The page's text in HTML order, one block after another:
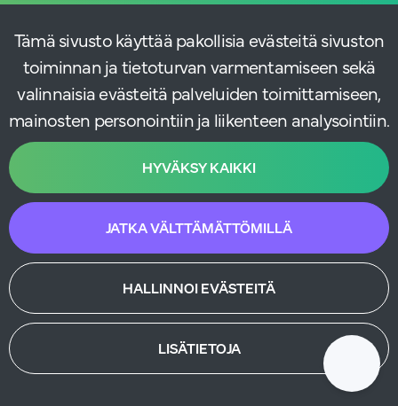
Tämä sivusto käyttää pakollisia evästeitä sivuston
toiminnan ja tietoturvan varmentamiseen sekä
valinnaisia evästeitä palveluiden toimittamiseen,
mainosten personointiin ja liikenteen analysointiin.
HYVÄKSY KAIKKI
JATKA VÄLTTÄMÄTTÖMILLÄ
HALLINNOI EVÄSTEITÄ
LISÄTIETOJA